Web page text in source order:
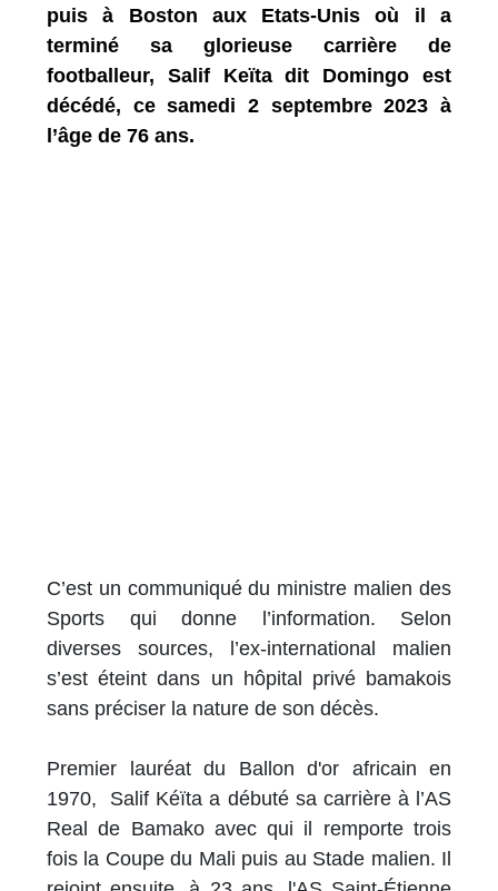
puis à Boston aux Etats-Unis où il a
terminé sa glorieuse carrière de
footballeur, Salif Keïta dit Domingo est
décédé, ce samedi 2 septembre 2023 à
l’âge de 76 ans.
C’est un communiqué du ministre malien des
Sports qui donne l’information. Selon
diverses sources, l’ex-international malien
s’est éteint dans un hôpital privé bamakois
sans préciser la nature de son décès.
Premier lauréat du Ballon d'or africain en
1970, Salif Kéïta a débuté sa carrière à l’AS
Real de Bamako avec qui il remporte trois
fois la Coupe du Mali puis au Stade malien. Il